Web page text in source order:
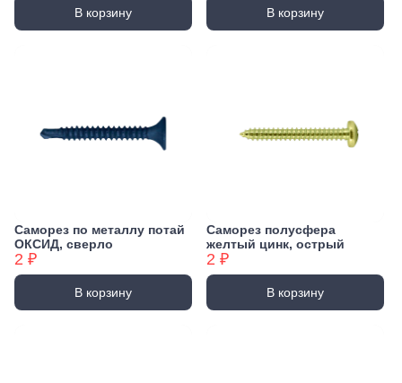
В корзину В корзину
Саморез по металлу потай
ОКСИД, сверло
2 ₽
В корзину
Саморез полусфера
желтый цинк, острый
2 ₽
В корзину